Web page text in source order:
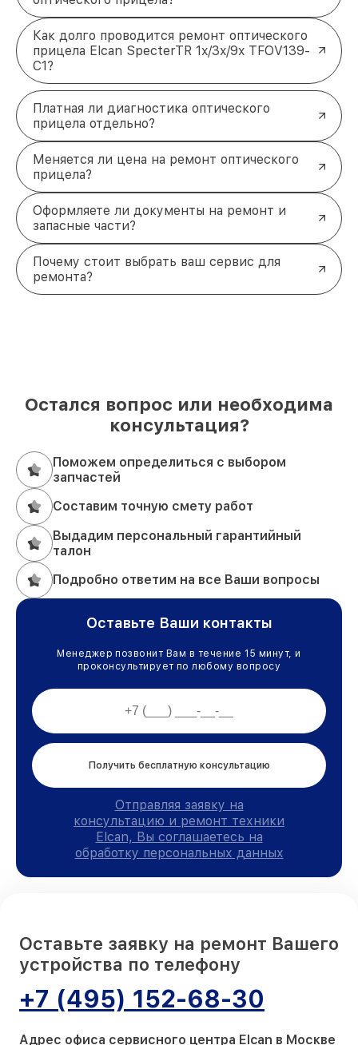
Как долго проводится ремонт оптического
прицела Elcan SpecterTR 1x/3x/9x TFOV139-
C1?
Платная ли диагностика оптического
прицела отдельно?
Меняется ли цена на ремонт оптического
прицела?
Оформляете ли документы на ремонт и
запасные части?
Почему стоит выбрать ваш сервис для
ремонта?
Остался вопрос или необходима
консультация?
Поможем определиться с выбором
запчастей
Составим точную смету работ
Выдадим персональный гарантийный
талон
Подробно ответим на все Ваши вопросы
Оставьте Ваши контакты
Менеджер позвонит Вам в течение 15 минут, и
проконсультирует по любому вопросу
Получить бесплатную консультацию
Отправляя заявку на
консультацию и ремонт техники
Elcan, Вы соглашаетесь на
обработку персональных данных
Оставьте заявку на ремонт Вашего
устройства по телефону
+7 (495) 152-68-30
Адрес офиса сервисного центра Elcan в Москве